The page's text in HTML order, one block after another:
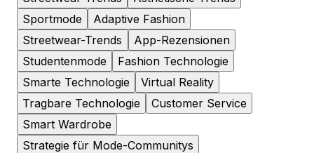
Sportmode
Adaptive Fashion
Streetwear-Trends
App-Rezensionen
Studentenmode
Fashion Technologie
Smarte Technologie
Virtual Reality
Tragbare Technologie
Customer Service
Smart Wardrobe
Strategie für Mode-Communitys